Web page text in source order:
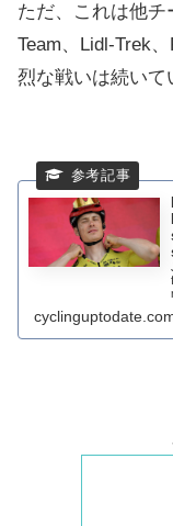
ただ、これは他チ
Team、Lidl-Trek
烈な戦いは続いて